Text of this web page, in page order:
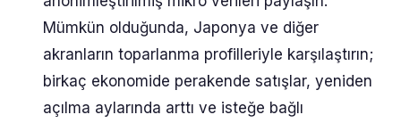
Mümkün olduğunda, Japonya ve diğer
akranların toparlanma profilleriyle karşılaştırın;
birkaç ekonomide perakende satışlar, yeniden
açılma aylarında arttı ve isteğe bağlı